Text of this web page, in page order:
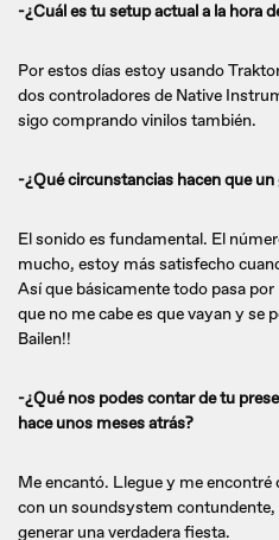
-¿Cuál es tu setup actual a la hora
Por estos días estoy usando
dos controladores de Native
sigo comprando vinilos también.
-¿Qué circunstancias hacen que un
El sonido es fundamental. El
mucho, estoy más satisfecho
Así que básicamente todo pasa
que no me cabe es que vayan y se
Bailen!!
-¿Qué nos podes contar de tu
hace unos meses atrás?
Me encantó. Llegue y me encontré
con un soundsystem contundente,
generar una verdadera fiesta.